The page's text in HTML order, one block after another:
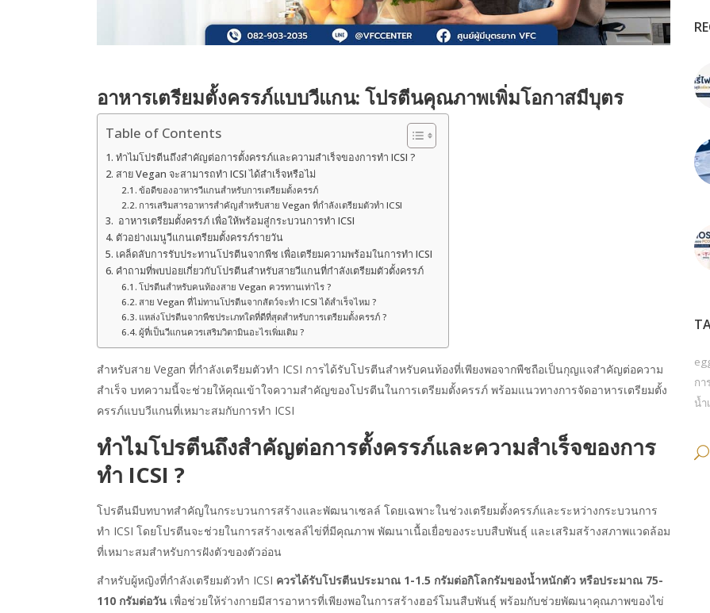
อาหารเตรียมตั้งครรภ์แบบวีแกน: โปรตีนคุณภาพเพิ่มโอกาสมีบุตร
Table of Contents
ทำไมโปรตีนถึงสำคัญต่อการตั้งครรภ์และความสำเร็จของการทำ ICSI ?
สาย Vegan จะสามารถทำ ICSI ได้สำเร็จหรือไม่
ข้อดีของอาหารวีแกนสำหรับการเตรียมตั้งครรภ์
การเสริมสารอาหารสำคัญสำหรับสาย Vegan ที่กำลังเตรียมตัวทำ ICSI
อาหารเตรียมตั้งครรภ์ เพื่อให้พร้อมสู่กระบวนการทำ ICSI
ตัวอย่างเมนูวีแกนเตรียมตั้งครรภ์รายวัน
เคล็ดลับการรับประทานโปรตีนจากพืช เพื่อเตรียมความพร้อมในการทำ ICSI
คำถามที่พบบ่อยเกี่ยวกับโปรตีนสำหรับสายวีแกนที่กำลังเตรียมตัวตั้งครรภ์
โปรตีนสำหรับคนท้องสาย Vegan ควรทานเท่าไร ?
สาย Vegan ที่ไม่ทานโปรตีนจากสัตว์จะทำ ICSI ได้สำเร็จไหม ?
แหล่งโปรตีนจากพืชประเภทใดที่ดีที่สุดสำหรับการเตรียมตั้งครรภ์ ?
ผู้ที่เป็นวีแกนควรเสริมวิตามินอะไรเพิ่มเติม ?
สำหรับสาย Vegan ที่กำลังเตรียมตัวทำ ICSI การได้รับโปรตีนสำหรับคนท้องที่เพียงพอจากพืชถือเป็นกุญแจสำคัญต่อความ
สำเร็จ บทความนี้จะช่วยให้คุณเข้าใจความสำคัญของโปรตีนในการเตรียมตั้งครรภ์ พร้อมแนวทางการจัดอาหารเตรียมตั้ง
ครรภ์แบบวีแกนที่เหมาะสมกับการทำ ICSI
ทำไมโปรตีนถึงสำคัญต่อการตั้งครรภ์และความสำเร็จของการ
ทำ ICSI ?
โปรตีนมีบทบาทสำคัญในกระบวนการสร้างและพัฒนาเซลล์ โดยเฉพาะในช่วงเตรียมตั้งครรภ์และระหว่างกระบวนการ
ทำ ICSI โดยโปรตีนจะช่วยในการสร้างเซลล์ไข่ที่มีคุณภาพ พัฒนาเนื้อเยื่อของระบบสืบพันธุ์ และเสริมสร้างสภาพแวดล้อม
ที่เหมาะสมสำหรับการฝังตัวของตัวอ่อน
สำหรับผู้หญิงที่กำลังเตรียมตัวทำ ICSI ควรได้รับโปรตีนประมาณ 1-1.5 กรัมต่อกิโลกรัมของน้ำหนักตัว หรือประมาณ 75-
110 กรัมต่อวัน เพื่อช่วยให้ร่างกายมีสารอาหารที่เพียงพอในการสร้างฮอร์โมนสืบพันธุ์ พร้อมกับช่วยพัฒนาคุณภาพของไข่
กา
น้ำ